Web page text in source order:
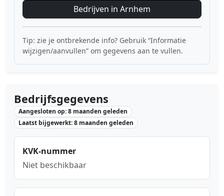
Bedrijven in Arnhem
Tip: zie je ontbrekende info? Gebruik “Informatie
wijzigen/aanvullen” om gegevens aan te vullen.
Bedrijfsgegevens
Aangesloten op: 8 maanden geleden
Laatst bijgewerkt: 8 maanden geleden
KVK-nummer
Niet beschikbaar